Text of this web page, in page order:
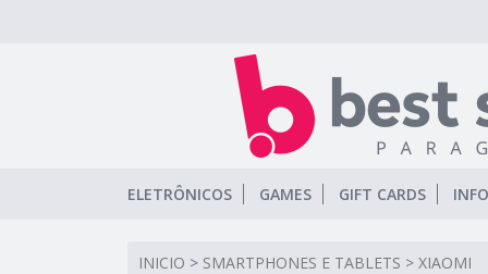
ELETRÔNICOS GAMES GIFT CARDS
INICIO > SMARTPHONES E TABLETS > XIAOMI